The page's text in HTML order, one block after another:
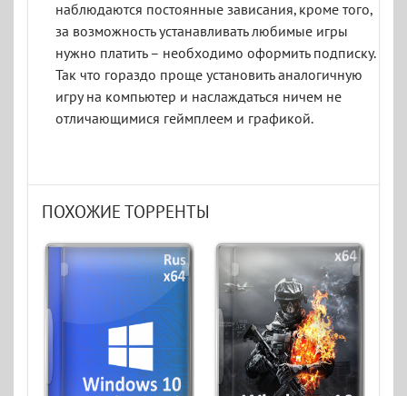
наблюдаются постоянные зависания, кроме того,
за возможность устанавливать любимые игры
нужно платить – необходимо оформить подписку.
Так что гораздо проще установить аналогичную
игру на компьютер и наслаждаться ничем не
отличающимися геймплеем и графикой.
ПОХОЖИЕ ТОРРЕНТЫ